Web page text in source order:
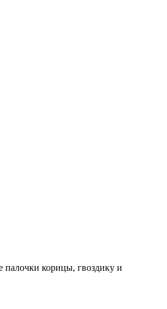
корицы, гвоздику и